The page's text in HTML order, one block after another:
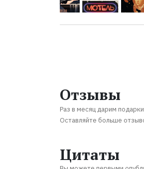
Отзывы
Раз в месяц дарим
Оставляйте больше
Цитаты